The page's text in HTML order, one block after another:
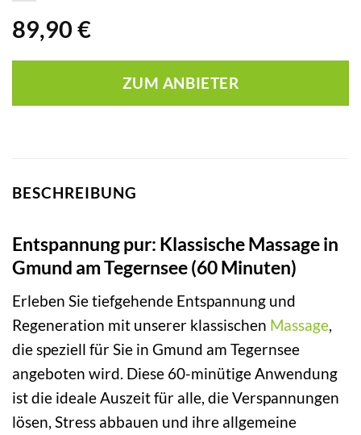
89,90 €
ZUM ANBIETER
BESCHREIBUNG
Entspannung pur: Klassische Massage in
Gmund am Tegernsee (60 Minuten)
Erleben Sie tiefgehende Entspannung und
Regeneration mit unserer klassischen Massage
die speziell für Sie in Gmund am Tegernsee
angeboten wird. Diese 60-minütige Anwendung
ist die ideale Auszeit für alle, die Verspannungen
lösen, Stress abbauen und ihre allgemeine